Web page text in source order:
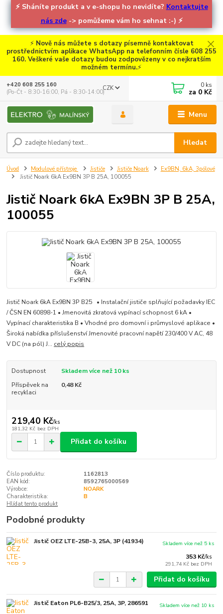
⚡ Sháníte produkt a v e-shopu ho nevidíte? Kontaktujte
nás zde-> pomůžeme vám ho sehnat :-) ⚡
⚡ Nově nás můžete s dotazy písemně kontaktovat
prostřednictvím aplikace WhatsApp na telefonním čísle 608 255
160. Veškeré vaše dotazy budou zodpovězeny v co nejkratším
možném termínu.⚡
Menu
CZK
Hledat
+420 608 255 160
(Po-Čt - 8:30-16:00, Pá - 8:30-14:00)
0 ks
za 0 Kč
Úvod Modulové přístroje Jističe Jističe Noark
Ex9BN, 6kA, 3pólové
Jistič Noark 6kA Ex9BN 3P B 25A, 100055
Jistič Noark 6kA Ex9BN 3P B 25A,
100055
Jistič Noark 6kA Ex9BN 3P B25 • Instalační jističe splňující požadavky IEC
/ ČSN EN 60898-1 • Jmenovitá zkratová vypínací schopnost 6 kA •
Vypínací charakteristika B • Vhodné pro domovní i průmyslové aplikace •
Široká nabídka příslušenství Jmenovité pracovní napětí 230/400 V AC, 48
V DC (na pól) J... celý popis
Dostupnost
Skladem více než 10 ks
Příspěvek na
recyklaci
0,48 Kč
219,40 Kč/ks
181,32 Kč bez DPH
Přidat do košíku
Číslo produktu:
1162813
EAN kód:
8592765000569
Výrobce:
NOARK
Charakteristika:
B
Hlídat tento produkt
Podobné produkty
Jistič OEZ LTE-25B-3, 25A, 3P (41934)
353 Kč/ks
291,74 Kč bez DPH
Skladem více než 5 ks
Přidat do košíku
Jistič Eaton PL6-B25/3, 25A, 3P, 286591
Skladem více než 10 ks